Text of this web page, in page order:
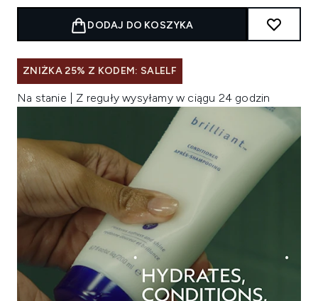
DODAJ DO KOSZYKA
ZNIŻKA 25% Z KODEM: SALELF
Na stanie | Z reguły wysyłamy w ciągu 24 godzin